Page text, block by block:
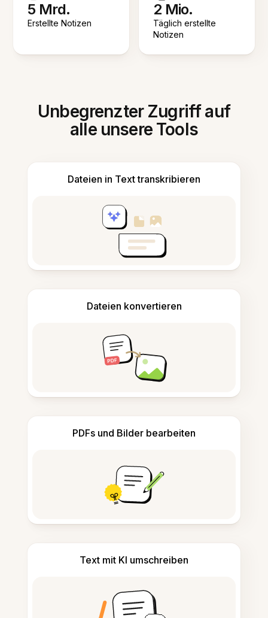
5 Mrd.
Erstellte Notizen
2 Mio.
Täglich erstellte
Notizen
Unbegrenzter Zugriff auf
alle unsere Tools
Dateien in Text transkribieren
Dateien konvertieren
PDFs und Bilder bearbeiten
Text mit KI umschreiben